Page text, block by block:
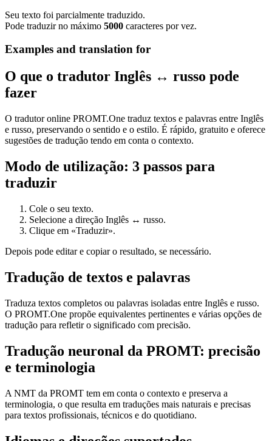
Seu texto foi parcialmente traduzido.
Pode traduzir no máximo 5000 caracteres por vez.
Examples and translation for
O que o tradutor Inglês ↔ russo pode
fazer
O tradutor online PROMT.One traduz textos e palavras entre Inglês
e russo, preservando o sentido e o estilo. É rápido, gratuito e oferece
sugestões de tradução tendo em conta o contexto.
Modo de utilização: 3 passos para
traduzir
Cole o seu texto.
Selecione a direção Inglês ↔ russo.
Clique em «Traduzir».
Depois pode editar e copiar o resultado, se necessário.
Tradução de textos e palavras
Traduza textos completos ou palavras isoladas entre Inglês e russo.
O PROMT.One propõe equivalentes pertinentes e várias opções de
tradução para refletir o significado com precisão.
Tradução neuronal da PROMT: precisão
e terminologia
A NMT da PROMT tem em conta o contexto e preserva a
terminologia, o que resulta em traduções mais naturais e precisas
para textos profissionais, técnicos e do quotidiano.